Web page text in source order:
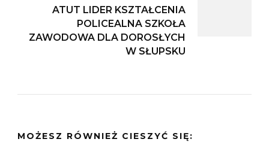
ATUT LIDER KSZTAŁCENIA
POLICEALNA SZKOŁA
ZAWODOWA DLA DOROSŁYCH
W SŁUPSKU
MOŻESZ RÓWNIEŻ CIESZYĆ SIĘ: